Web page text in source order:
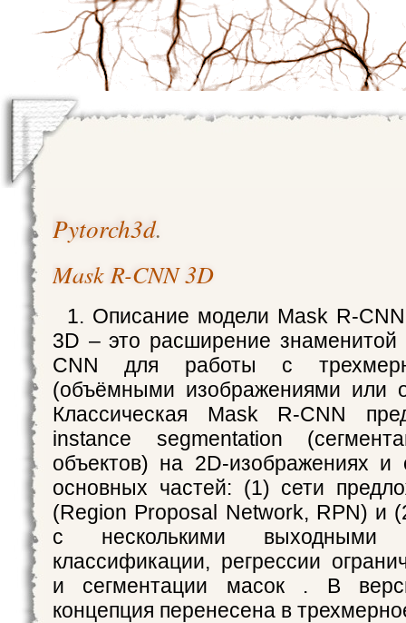
Pytorch3d.
Mask R-CNN 3D
1. Описание модели Mask R-
3D – это расширение
CNN для работы с
(объёмными изображениями или
Классическая Mask R-CNN
instance segmentation
объектов) на 2D-изображениях и
основных частей: (1) сети
(Region Proposal Network, RPN) и
с несколькими выходными
классификации, регрессии
и сегментации масок . В
концепция перенесена в